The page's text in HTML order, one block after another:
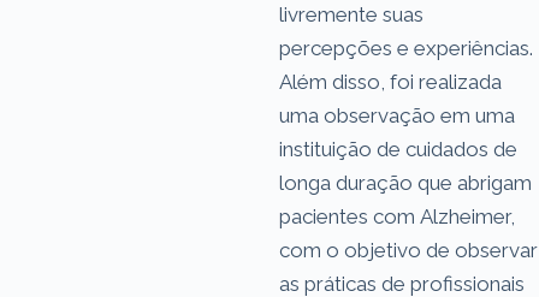
livremente suas
percepções e experiências.
Além disso, foi realizada
uma observação em uma
instituição de cuidados de
longa duração que abrigam
pacientes com Alzheimer,
com o objetivo de observar
as práticas de profissionais